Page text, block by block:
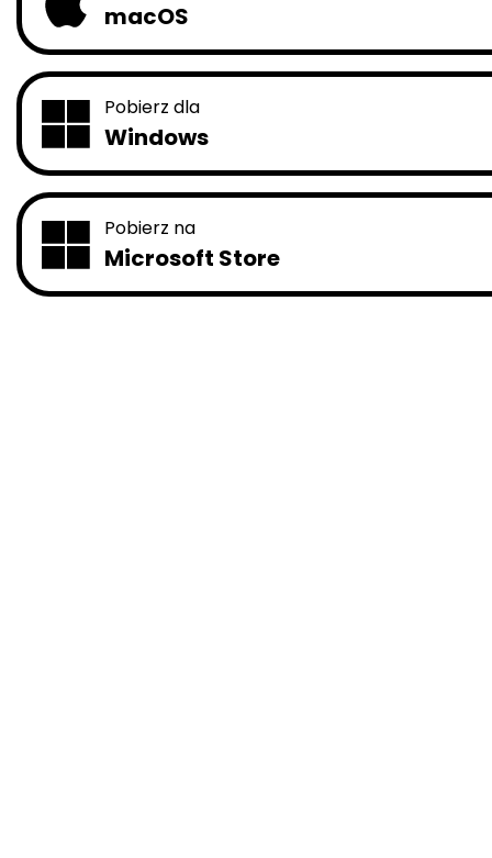
macOS
Pobierz dla
Windows
Pobierz na
Microsoft Store